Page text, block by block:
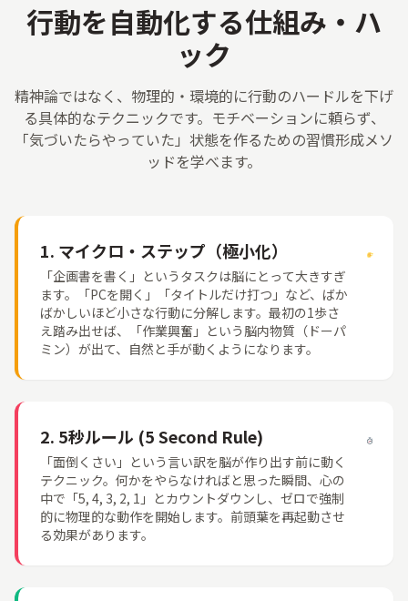
行動を自動化する仕組み・ハ
ック
精神論ではなく、 物理的 ・ 環境的に行動のハードルを下げ
る具体的なテクニックです。モチベーションに頼らず、
「気づいたらやっていた」 状態を作るための習慣形成メソ
ッドを学べます。
1. マイクロ・ステップ（極小化）
「企画書を書 く」というタスクは脳にとって大きすぎ
ます。「PCを開く」「タイトルだけ打つ」など、ばか
ばかしいほど小さな行動に分解します。 最初の1歩さ
え踏み出せば、「作業興奮 」という 脳内物質 （ドーパ
ミン）が出て、 自然 と手が動くようになります。
2. 5秒ルール (5 Second Rule)
「面倒 くさい」という 言い訳を脳が作り 出す前に動く
テクニック。 何かをやらなければと思った瞬間、 心の
中で「5, 4, 3, 2, 1」とカウントダウンし、ゼロで強制
的に物理的な動作を開始 します。 前頭葉を再起動させ
る効果があります。